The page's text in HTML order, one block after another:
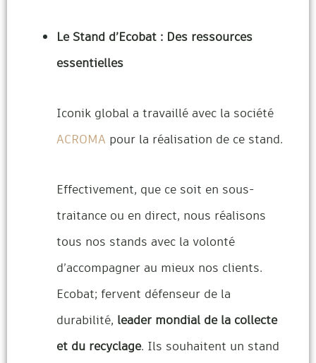
Le Stand d’Ecobat : Des ressources
essentielles
Iconik global a travaillé avec la société
ACROMA pour la réalisation de ce stand.
Effectivement, que ce soit en sous-
traitance ou en direct, nous réalisons
tous nos stands avec la volonté
d’accompagner au mieux nos clients.
Ecobat; fervent défenseur de la
durabilité, leader mondial de la collecte
et du recyclage. Ils souhaitent un stand